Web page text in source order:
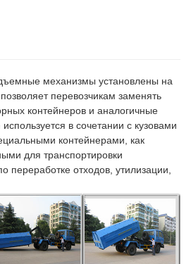
механизмы установлены на
перевозчикам заменять
контейнеров и аналогичные
в сочетании с кузовами
контейнерами, как
для транспортировки
переработке отходов, утилизации,